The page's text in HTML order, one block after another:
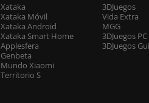
Xataka
Xataka Móvil
Xataka Android
Xataka Smart Home
Applesfera
Genbeta
Mundo Xiaomi
Territorio S
3DJuegos
Vida Extra
MGG
3DJuegos PC
3DJuegos